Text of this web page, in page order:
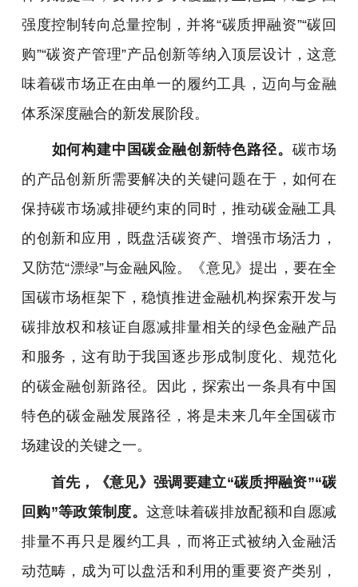
强度控制转向总量控制，并将“碳质押融资”“碳回
购”“碳资产管理”产品创新等纳入顶层设计，这意
味着碳市场正在由单一的履约工具，迈向与金融
体系深度融合的新发展阶段。
如何构建中国碳金融创新特色路径。 碳市场
的产品创新所需要解决的关键问题在于 ， 如何在
保持碳市场减排硬约束的同时，推动碳金融工具
的创新和应用，既盘活碳资产、增强市场活力，
又防范“漂绿”与金融风险。
《意见》提出，要在全
国碳市场框架下，稳慎推进金融机构探索开发与
碳排放权和核证自愿减排量相关的绿色金融产品
和服务，这有助于我国逐步形成制度化、规范化
的碳金融创新路径。
因此，探索出一条具有中国
特色的碳金融发展路径，将是未来几年全国碳市
场建设的关键之一。
首先，《意见》强调要建立“碳质押融资”“碳
回购”等政策制度。 这意味着碳排放配额和自愿减
排量不再只是履约工具，而将正式被纳入金融活
动范畴，成为可以盘活和利用的重要资产类别，